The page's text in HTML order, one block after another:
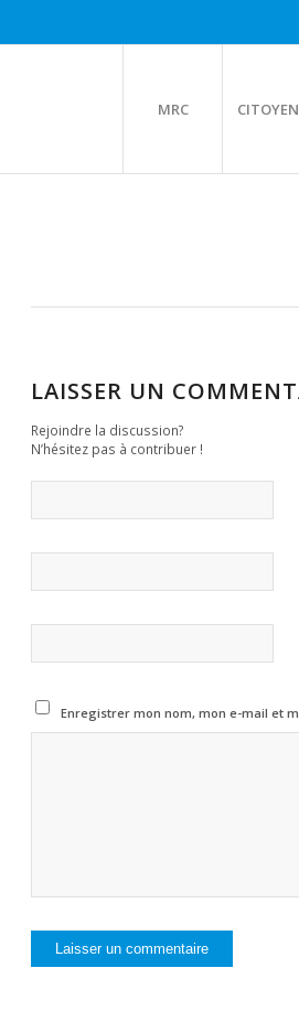
MRC
LAISSER UN
Rejoindre la discussion?
N’hésitez pas à contribuer !
Enregistrer mon nom, mon e-mail et